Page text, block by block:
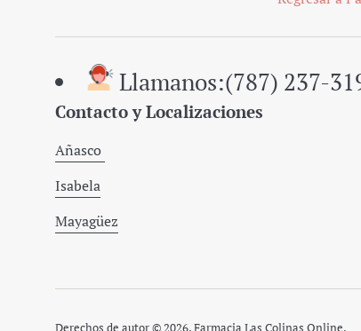
Llamanos:(787) 237-
Contacto y Localizaciones
Añasco
Isabela
Mayagüez
Derechos de autor © 2026,Farmacia Las Colinas Online.